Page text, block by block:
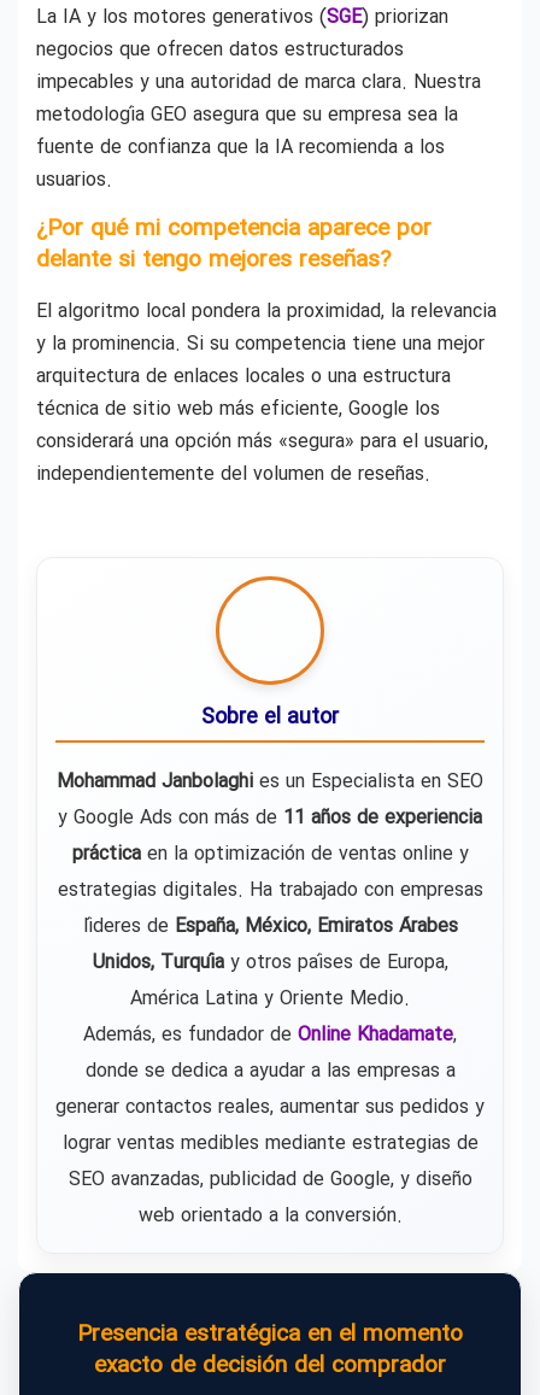
La IA y los motores generativos (SGE) priorizan
negocios que ofrecen datos estructurados
impecables y una autoridad de marca clara. Nuestra
metodología GEO asegura que su empresa sea la
fuente de confianza que la IA recomienda a los
usuarios.
¿Por qué mi competencia aparece por
delante si tengo mejores reseñas?
El algoritmo local pondera la proximidad, la relevancia
y la prominencia. Si su competencia tiene una mejor
arquitectura de enlaces locales o una estructura
técnica de sitio web más eficiente, Google los
considerará una opción más «segura» para el usuario,
independientemente del volumen de reseñas.
Sobre el autor
Mohammad Janbolaghi es un Especialista en SEO
y Google Ads con más de 11 años de experiencia
prácticaen la optimización de ventas online y
estrategias digitales. Ha trabajado con empresas
líderes de España, México, Emiratos Árabes
Unidos, Turquíay otros países de Europa,
América Latina y Oriente Medio.
Además, es fundador de Online Khadamate,
donde se dedica a ayudar a las empresas a
generar contactos reales, aumentar sus pedidos y
lograr ventas medibles mediante estrategias de
SEO avanzadas, publicidad de Google, y diseño
web orientado a la conversión.
Presencia estratégica en el momento
exacto de decisión del comprador